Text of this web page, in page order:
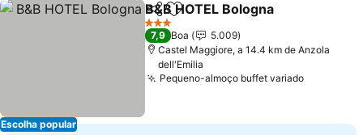
Escolha popular
PartilharAdicionar aos favoritos
B&B HOTEL Bologna
3 Estrelas
7,9 Boa
5.009
Castel Maggiore, a 14.4 km de Anzola
dell'Emilia
Pequeno-almoço buffet variado